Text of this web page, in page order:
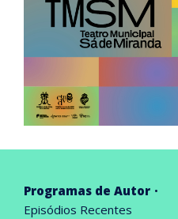
Programas de Autor
Episódios Recentes